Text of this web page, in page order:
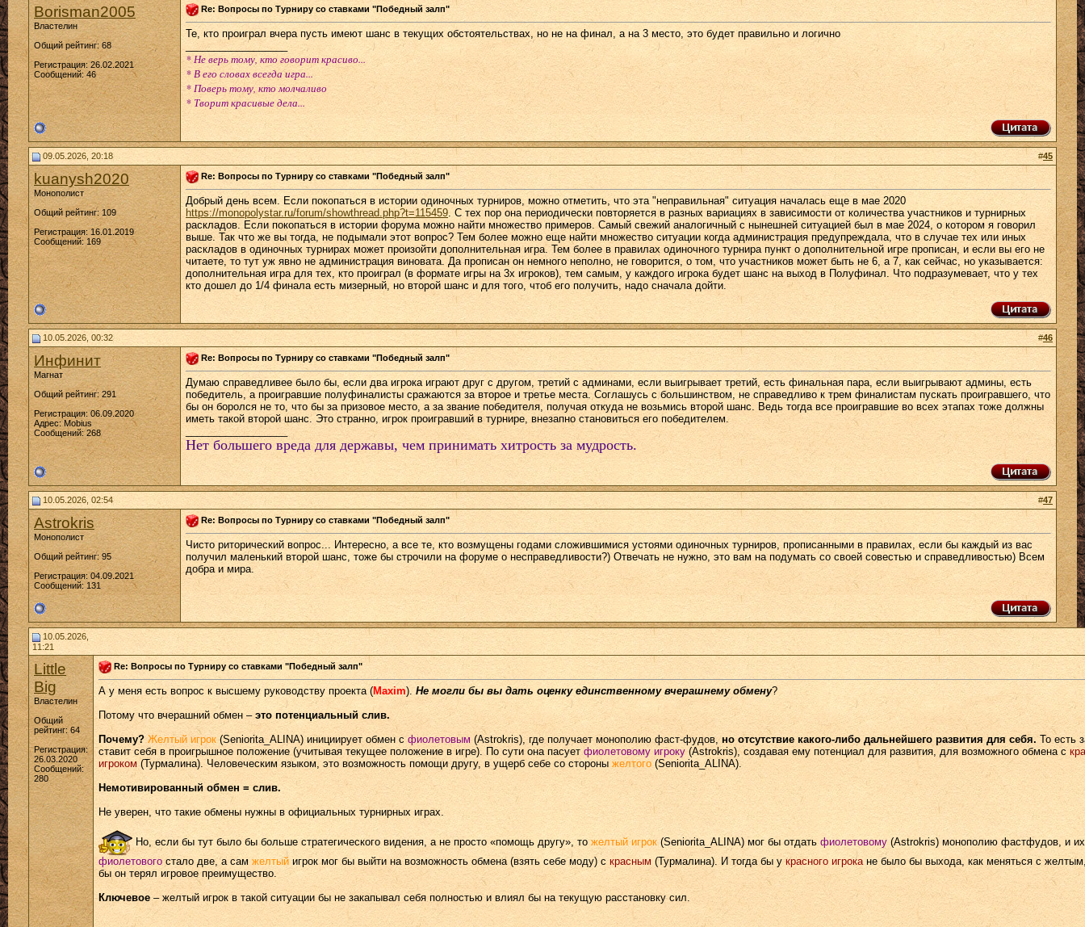
Borisman2005
Властелин
Общий рейтинг: 68
Регистрация: 26.02.2021
Сообщений: 46
Re: Вопросы по Турниру со ставками "Победный залп"
Те, кто проиграл вчера пусть имеют шанс в текущих обстоятельствах, но не на финал, а на 3 место, это будет правильно и логично
__________________
* Не верь тому, кто говорит красиво...
* В его словах всегда игра...
* Поверь тому, кто молчаливо
* Творит красивые дела...
09.05.2026, 20:18 #45
kuanysh2020
Монополист
Общий рейтинг: 109
Регистрация: 16.01.2019
Сообщений: 169
Re: Вопросы по Турниру со ставками "Победный залп"
Добрый день всем. Если покопаться в истории одиночных турниров, можно отметить, что эта "неправильная" ситуация началась еще в мае 2020
https://monopolystar.ru/forum/showthread.php?t=115459. С тех пор она периодически повторяется в разных вариациях в зависимости от количества участников и турнирных
раскладов. Если покопаться в истории форума можно найти множество примеров. Самый свежий аналогичный с нынешней ситуацией был в мае 2024, о котором я говорил
выше. Так что же вы тогда, не подымали этот вопрос? Тем более можно еще найти множество ситуации когда администрация предупреждала, что в случае тех или иных
раскладов в одиночных турнирах может произойти дополнительная игра. Тем более в правилах одиночного турнира пункт о дополнительной игре прописан, и если вы его не
читаете, то тут уж явно не администрация виновата. Да прописан он немного неполно, не говорится, о том, что участников может быть не 6, а 7, как сейчас, но указывается:
дополнительная игра для тех, кто проиграл (в формате игры на 3х игроков), тем самым, у каждого игрока будет шанс на выход в Полуфинал. Что подразумевает, что у тех
кто дошел до 1/4 финала есть мизерный, но второй шанс и для того, чтоб его получить, надо сначала дойти.
10.05.2026, 00:32 #46
Инфинит
Магнат
Общий рейтинг: 291
Регистрация: 06.09.2020
Адрес: Mobius
Сообщений: 268
Re: Вопросы по Турниру со ставками "Победный залп"
Думаю справедливее было бы, если два игрока играют друг с другом, третий с админами, если выигрывает третий, есть финальная пара, если выигрывают админы, есть
победитель, а проигравшие полуфиналисты сражаются за второе и третье места. Соглашусь с большинством, не справедливо к трем финалистам пускать проигравшего, что
бы он боролся не то, что бы за призовое место, а за звание победителя, получая откуда не возьмись второй шанс. Ведь тогда все проигравшие во всех этапах тоже должны
иметь такой второй шанс. Это странно, игрок проигравший в турнире, внезапно становиться его победителем.
__________________
Нет большего вреда для державы, чем принимать хитрость за мудрость.
10.05.2026, 02:54 #47
Astrokris
Монополист
Общий рейтинг: 95
Регистрация: 04.09.2021
Сообщений: 131
Re: Вопросы по Турниру со ставками "Победный залп"
Чисто риторический вопрос... Интересно, а все те, кто возмущены годами сложившимися устоями одиночных турниров, прописанными в правилах, если бы каждый из вас
получил маленький второй шанс, тоже бы строчили на форуме о несправедливости?) Отвечать не нужно, это вам на подумать со своей совестью и справедливостью) Всем
добра и мира.
10.05.2026,
11:21
Little
Big
Властелин
Общий
рейтинг: 64
Регистрация:
26.03.2020
Сообщений:
280
Re: Вопросы по Турниру со ставками "Победный залп"
А у меня есть вопрос к высшему руководству проекта (Maxim). Не могли бы вы дать оценку единственному вчерашнему обмену?
Потому что вчерашний обмен – это потенциальный слив.
Почему?Желтый игрок (Seniorita_ALINA) инициирует обмен с фиолетовым (Astrokris), где получает монополию фаст-фудов, но отсутствие какого-либо дальнейшего развития для себя.То есть
ставит себя в проигрышное положение (учитывая текущее положение в игре). По сути она пасуетфиолетовому игроку (Astrokris), создавая ему потенциал для развития, для возможного обмена с
игроком (Турмалина). Человеческим языком, это возможность помощи другу, в ущерб себе со стороны желтого (Seniorita_ALINA).
Немотивированный обмен = слив.
Не уверен, что такие обмены нужны в официальных турнирных играх.
Но, если бы тут было бы больше стратегического видения, а не просто «помощь другу», то желтый игрок (Seniorita_ALINA) мог бы отдать фиолетовому (Astrokris) монополию фастфудов, и
фиолетового стало две, а сам желтый игрок мог бы выйти на возможность обмена (взять себе моду) с красным (Турмалина). И тогда бы украсного игрокане было бы выхода, как меняться с
бы он терял игровое преимущество.
Ключевое– желтый игрок в такой ситуации бы не закапывал себя полностью и влиял бы на текущую расстановку сил.